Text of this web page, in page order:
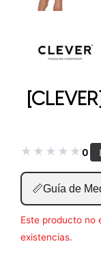
★ ★ ★ ★ ★0
📏Guía de
Este producto no
existencias.